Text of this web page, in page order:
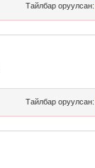
Тайлбар оруулсан:
Тайлбар оруулсан: